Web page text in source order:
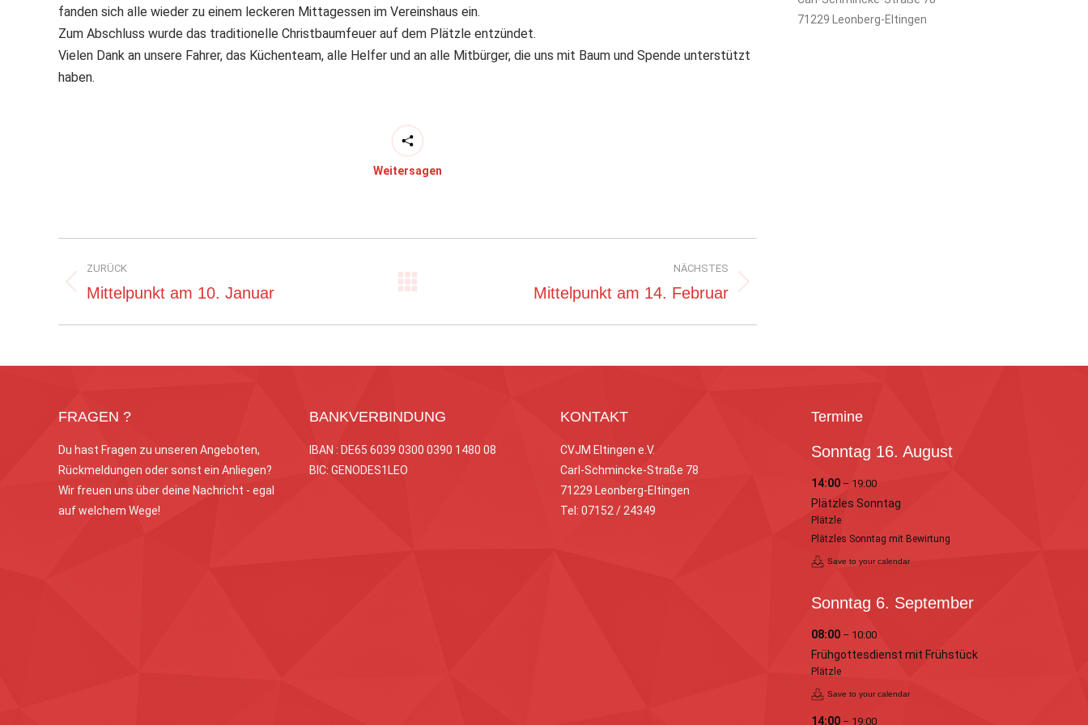
fanden sich alle wieder zu einem leckeren Mittagessen im Vereinshaus ein.
Zum Abschluss wurde das traditionelle Christbaumfeuer auf dem Plätzle entzündet.
Vielen Dank an unsere Fahrer, das Küchenteam, alle Helfer und an alle Mitbürger, die uns mit Baum und Spende unterstützt
haben.
Weitersagen
ZURÜCK
Vorheriger
Mittelpunkt am 10. Januar
NÄCHSTES
Mittelpunkt am 14. Februar
71229 Leonberg-Eltingen
FRAGEN ?
Du hast Fragen zu unseren Angeboten,
Rückmeldungen oder sonst ein Anliegen?
Wir freuen uns über deine Nachricht - egal
auf welchem Wege!
BANKVERBINDUNG
IBAN : DE65 6039 0300 0390 1480 08
BIC: GENODES1LEO
KONTAKT
CVJM Eltingen e.V.
Carl-Schmincke-Straße 78
71229 Leonberg-Eltingen
Tel: 07152 / 24349
Termine
Sonntag 16. August
14:00 – 19:00
Plätzles Sonntag
Plätzle
Plätzles Sonntag mit Bewirtung
Save to your calendar
Sonntag 6. September
08:00 – 10:00
Frühgottesdienst mit Frühstück
Plätzle
Save to your calendar
14:00 – 19:00